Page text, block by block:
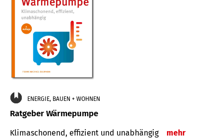
ENERGIE, BAUEN + WOHNEN
Ratgeber Wärmepumpe
Klimaschonend, effizient und unabhängig mehr